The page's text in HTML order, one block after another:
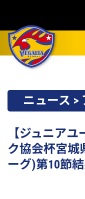
ニュース >
【ジュニア
ク協会杯宮城
ーグ)第10節